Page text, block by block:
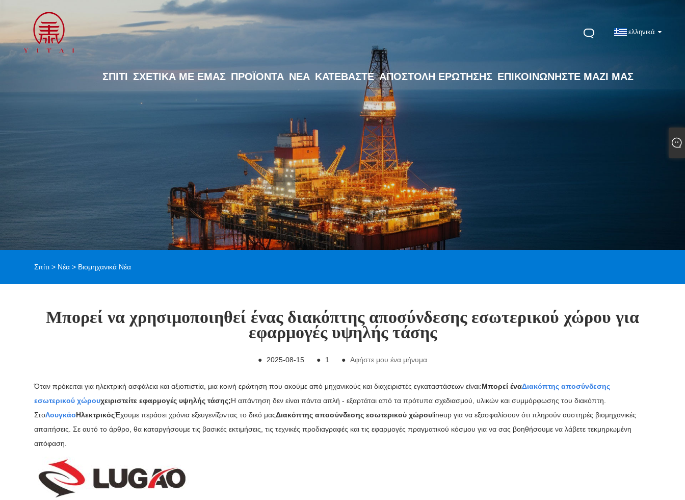
ελληνικά
ΣΠΊΤΙ ΣΧΕΤΙΚΆ ΜΕ ΕΜΆΣ ΠΡΟΪΌΝΤΑ ΝΈΑ ΚΑΤΕΒΆΣΤΕ ΑΠΟΣΤΟΛΉ ΕΡΏΤΗΣΗΣ ΕΠΙΚΟΙΝΩΝΉΣΤΕ ΜΑΖΊ ΜΑΣ
Σπίτι > Νέα > Βιομηχανικά Νέα
Μπορεί να χρησιμοποιηθεί ένας διακόπτης αποσύνδεσης εσωτερικού χώρου για
εφαρμογές υψηλής τάσης
● 2025-08-15 ● 1 ● Αφήστε μου ένα μήνυμα
Όταν πρόκειται για ηλεκτρική ασφάλεια και αξιοπιστία, μια κοινή ερώτηση που ακούμε από μηχανικούς και διαχειριστές εγκαταστάσεων είναι:Μπορεί έναΔιακόπτης αποσύνδεσης
εσωτερικού χώρουχειριστείτε εφαρμογές υψηλής τάσης;Η απάντηση δεν είναι πάντα απλή - εξαρτάται από τα πρότυπα σχεδιασμού, υλικών και συμμόρφωσης του διακόπτη.
ΣτοΛουγκάοΗλεκτρικόςΈχουμε περάσει χρόνια εξευγενίζοντας το δικό μαςΔιακόπτης αποσύνδεσης εσωτερικού χώρουlineup για να εξασφαλίσουν ότι πληρούν αυστηρές βιομηχανικές
απαιτήσεις. Σε αυτό το άρθρο, θα καταργήσουμε τις βασικές εκτιμήσεις, τις τεχνικές προδιαγραφές και τις εφαρμογές πραγματικού κόσμου για να σας βοηθήσουμε να λάβετε τεκμηριωμένη
απόφαση.